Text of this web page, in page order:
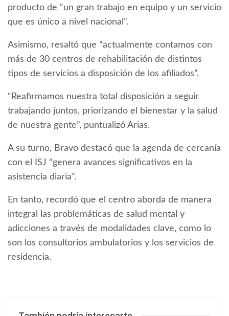
producto de “un gran trabajo en equipo y un servicio
que es único a nivel nacional”.
Asimismo, resaltó que “actualmente contamos con
más de 30 centros de rehabilitación de distintos
tipos de servicios a disposición de los afiliados”.
“Reafirmamos nuestra total disposición a seguir
trabajando juntos, priorizando el bienestar y la salud
de nuestra gente”, puntualizó Arias.
A su turno, Bravo destacó que la agenda de cercanía
con el ISJ “genera avances significativos en la
asistencia diaria”.
En tanto, recordó que el centro aborda de manera
integral las problemáticas de salud mental y
adicciones a través de modalidades clave, como lo
son los consultorios ambulatorios y los servicios de
residencia.